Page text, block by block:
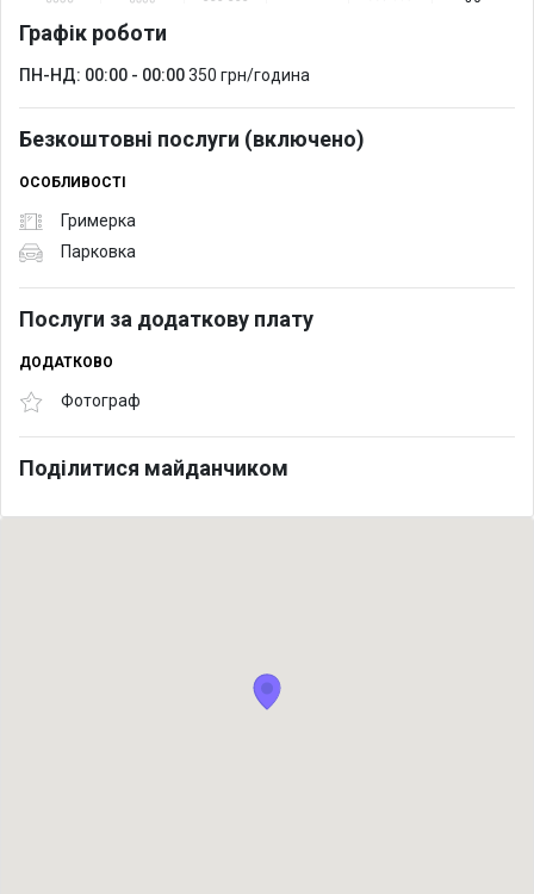
Графік роботи
ПН-НД: 00:00 - 00:00350 грн/година
Безкоштовні послуги (включено)
ОСОБЛИВОСТІ
Гримерка
Парковка
Послуги за додаткову плату
ДОДАТКОВО
Фотограф
Поділитися майданчиком